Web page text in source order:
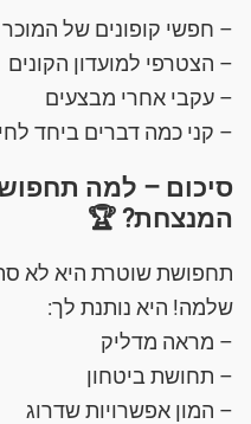
– חפשי קופונים של המוכר
– הצטרפי למועדון הקונים
– עקבי אחרי מבצעים
– קני כמה דברים ביחד
סיכום – למה
המנצחת? 🏆
תחפושת שוטרת היא לא
שלמה! היא נותנת לך:
– מראה מדליק
– תחושת ביטחון
– המון אפשרויות שדרוג